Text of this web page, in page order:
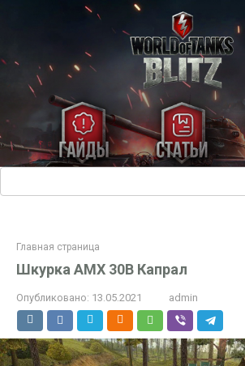
Главная страница
Шкурка AMX 30B Капрал
Опубликовано: 13.05.2021 admin